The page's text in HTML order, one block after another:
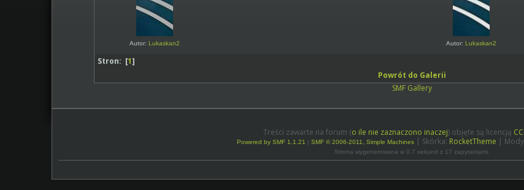
Autor: Lukaskan2 Autor: Lukaskan2
Stron: [1]
Powrót do Galerii
SMF Gallery
Treści zawarte na forum (o ile nie zaznaczono inaczej) objęte są licencją
Powered by SMF 1.1.21 | SMF © 2006-2011, Simple Machines | Skórka: RocketTheme |
Strona wygenerowana w 0.7 sekund z 17 zapytaniami.